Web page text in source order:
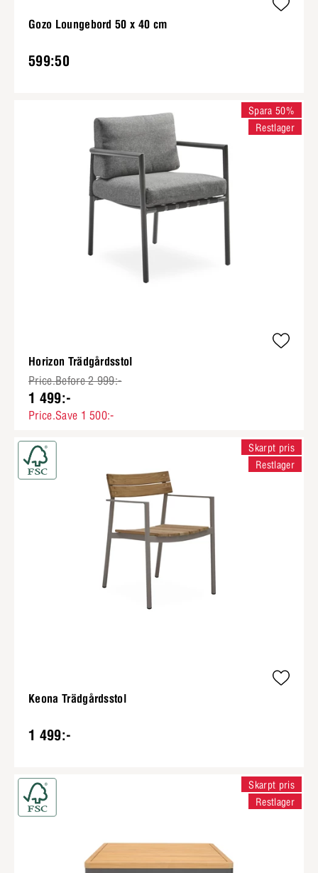
Gozo Loungebord 50 x 40 cm
599:50
Horizon Trädgårdsstol
Price.Before 2 999:-
1 499:-
Price.Save 1 500:-
Spara 50%
Restlager
Keona Trädgårdsstol
1 499:-
Skarpt pris
Restlager
Skarpt pris
Restlager